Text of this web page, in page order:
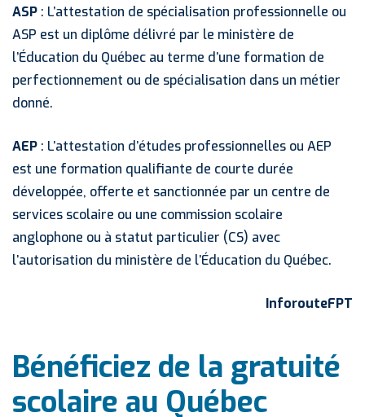
ASP : L’attestation de spécialisation professionnelle ou
ASP est un diplôme délivré par le ministère de
l’Éducation du Québec au terme d’une formation de
perfectionnement ou de spécialisation dans un métier
donné.
AEP : L’attestation d’études professionnelles ou AEP
est une formation qualifiante de courte durée
développée, offerte et sanctionnée par un centre de
services scolaire ou une commission scolaire
anglophone ou à statut particulier (CS) avec
l’autorisation du ministère de l’Éducation du Québec.
InforouteFPT
Bénéficiez de la gratuité
scolaire au Québec